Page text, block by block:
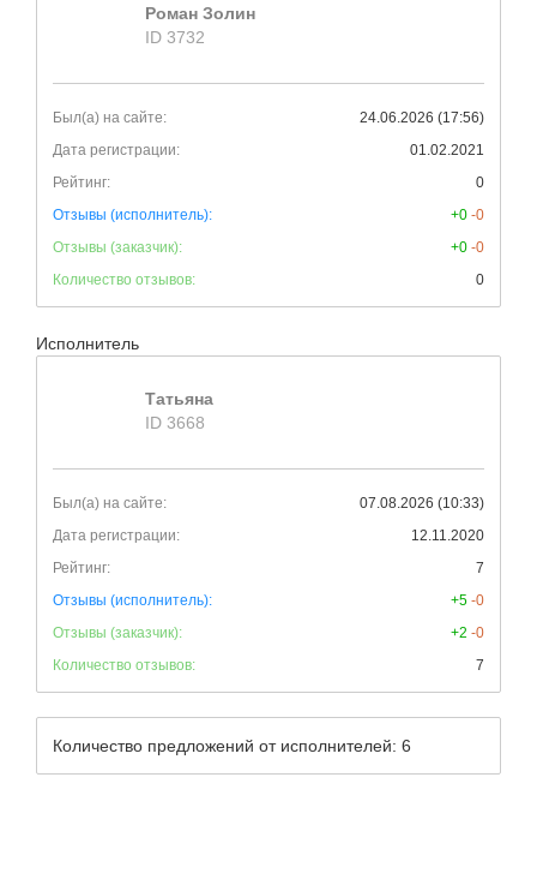
Роман Золин
ID 3732
Был(а) на сайте:
24.06.2026 (17:56)
Дата регистрации:
01.02.2021
Рейтинг:
0
Отзывы (исполнитель):
+0 -0
Отзывы (заказчик):
+0 -0
Количество отзывов:
0
Исполнитель
Татьяна
ID 3668
Был(а) на сайте:
07.08.2026 (10:33)
Дата регистрации:
12.11.2020
Рейтинг:
7
Отзывы (исполнитель):
+5 -0
Отзывы (заказчик):
+2 -0
Количество отзывов:
7
Количество предложений от исполнителей: 6